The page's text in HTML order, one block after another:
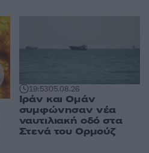
19:5305.08.26
Ιράν και Ομάν
συμφώνησαν νέα
ναυτιλιακή οδό στα
Στενά του Ορμούζ